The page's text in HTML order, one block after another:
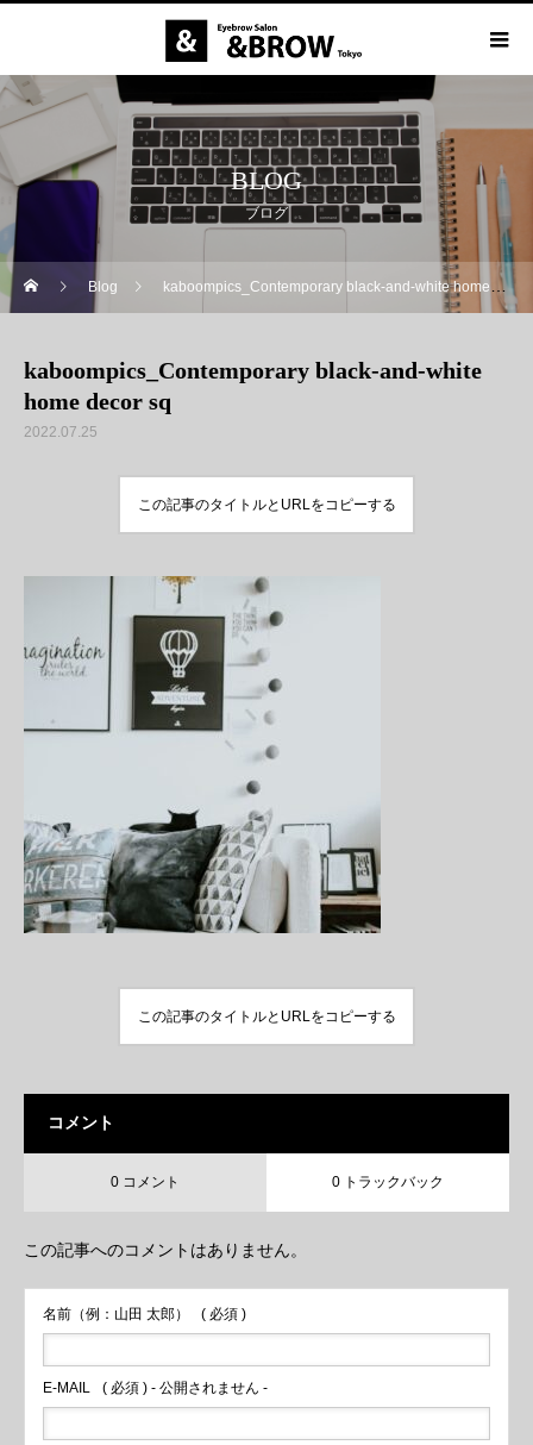
BLOG
ブログ
Blog kaboompics_Contemporary black-and-white home decor sq
kaboompics_Contemporary black-and-white
home decor sq
2022.07.25
この記事のタイトルとURLをコピーする
この記事のタイトルとURLをコピーする
コメント
0 コメント 0 トラックバック
この記事へのコメントはありません。
名前（例：山田 太郎） ( 必須 )
E-MAIL ( 必須 ) - 公開されません -